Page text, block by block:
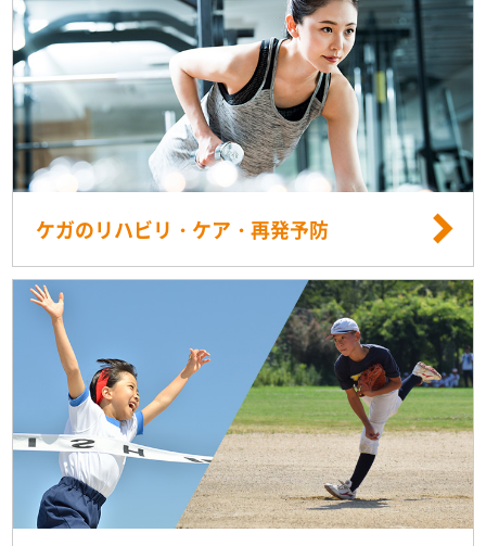
ケガのリハビリ・ケア・再発予防